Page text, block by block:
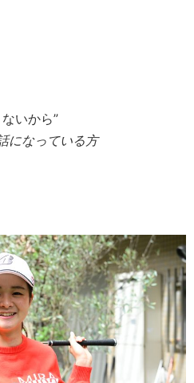
いから”
になっている方